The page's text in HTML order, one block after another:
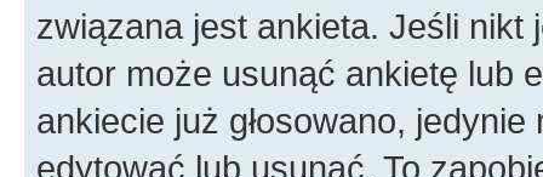
związana jest ankieta. Jeśli nikt
autor może usunąć ankietę lub
ankiecie już głosowano,
edytować lub usunąć. To